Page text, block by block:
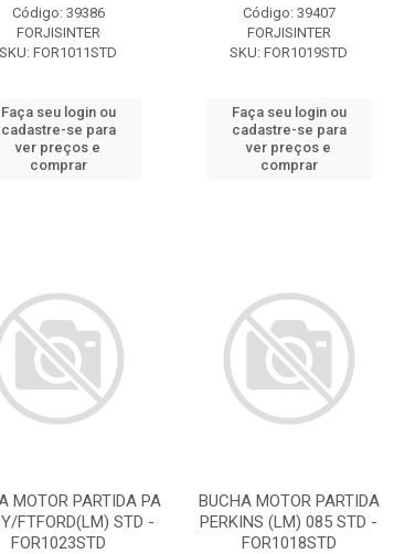
Código: 39386
FORJISINTER
SKU: FOR1011STD
Faça seu login ou
cadastre-se para
ver preços e
comprar
Código: 39407
FORJISINTER
SKU: FOR1019STD
Faça seu login ou
cadastre-se para
ver preços e
comprar
MOTOR PARTIDA PA
FTFORD(LM) STD -
FOR1023STD
BUCHA MOTOR PARTIDA
PERKINS (LM) 085 STD -
FOR1018STD